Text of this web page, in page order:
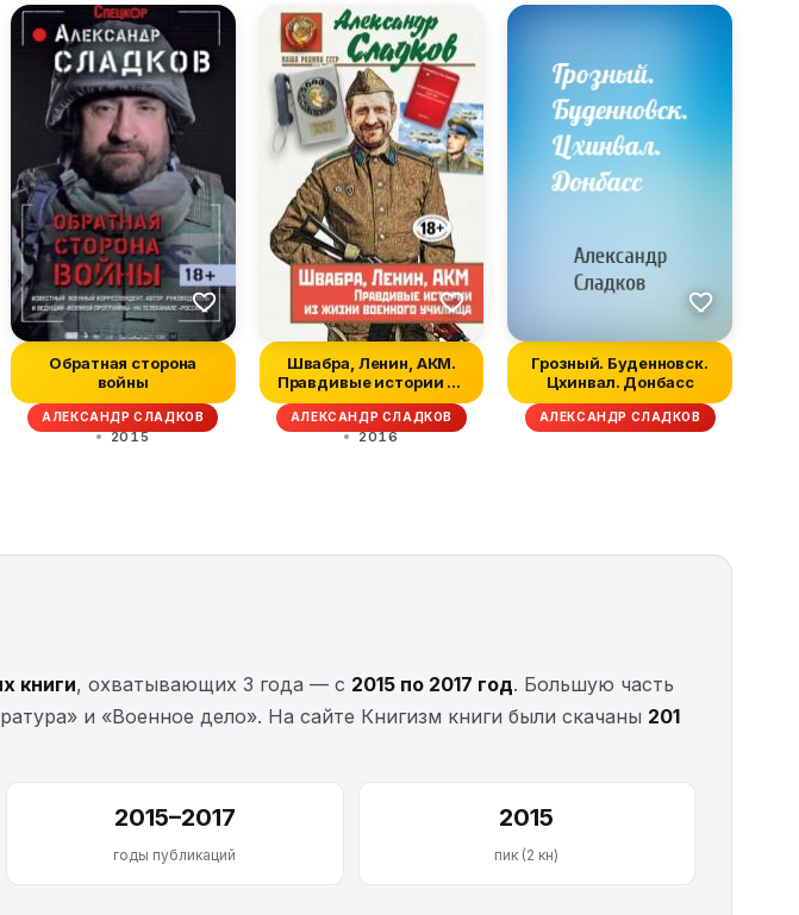
Обратная сторона
войны
АЛЕКСАНДР СЛАДКОВ
2015
Швабра, Ленин, АКМ.
Правдивые истории из
жизни вое...
АЛЕКСАНДР СЛАДКОВ
2016
Грозный. Буденновск.
Цхинвал. Донбасс
АЛЕКСАНДР СЛАДКОВ
книги, охватывающих 3 года — с 2015 по 2017 год. Большую часть
и «Военное дело». На сайте Книгизм книги были скачаны 201
2015–2017
годы публикаций
2015
пик (2 кн)